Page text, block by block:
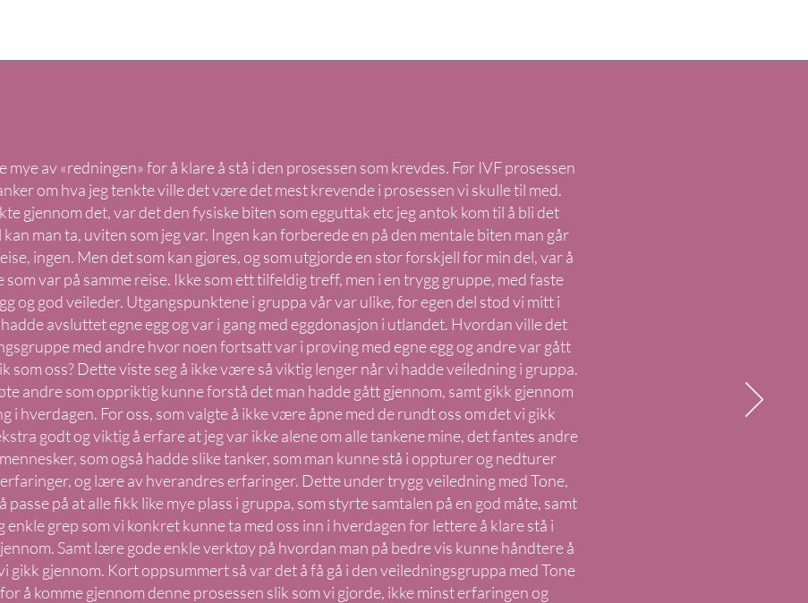
mye av «redningen» for å klare å stå i den prosessen som krevdes. Før IVF prosessen
om hva jeg tenkte ville det være det mest krevende i prosessen vi skulle til med.
gjennom det, var det den fysiske biten som egguttak etc jeg antok kom til å bli det
man ta, uviten som jeg var. Ingen kan forberede en på den mentale biten man går
ingen. Men det som kan gjøres, og som utgjorde en stor forskjell for min del, var å
var på samme reise. Ikke som ett tilfeldig treff, men i en trygg gruppe, med faste
og god veileder. Utgangspunktene i gruppa vår var ulike, for egen del stod vi mitt i
avsluttet egne egg og var i gang med eggdonasjon i utlandet. Hvordan ville det
med andre hvor noen fortsatt var i prøving med egne egg og andre var gått
som oss? Dette viste seg å ikke være så viktig lenger når vi hadde veiledning i gruppa.
andre som oppriktig kunne forstå det man hadde gått gjennom, samt gikk gjennom
i hverdagen. For oss, som valgte å ikke være åpne med de rundt oss om det vi gikk
godt og viktig å erfare at jeg var ikke alene om alle tankene mine, det fantes andre
som også hadde slike tanker, som man kunne stå i oppturer og nedturer
og lære av hverandres erfaringer. Dette under trygg veiledning med Tone,
passe på at alle fikk like mye plass i gruppa, som styrte samtalen på en god måte, samt
enkle grep som vi konkret kunne ta med oss inn i hverdagen for lettere å klare stå i
Samt lære gode enkle verktøy på hvordan man på bedre vis kunne håndtere å
gikk gjennom. Kort oppsummert så var det å få gå i den veiledningsgruppa med Tone
å komme gjennom denne prosessen slik som vi gjorde, ikke minst erfaringen og